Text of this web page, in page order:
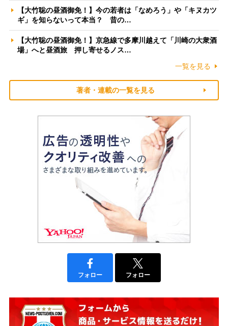
【大竹聡の昼酒御免！】今の若者は「なめろう」や「キヌカツ
ギ」を知らないって本当？ 昔の…
【大竹聡の昼酒御免！】京急線で多摩川越えて「川崎の大衆酒
場」へと昼酒旅 押し寄せるノス…
一覧を見る
著者・連載の一覧を見る
フォロー フォロー